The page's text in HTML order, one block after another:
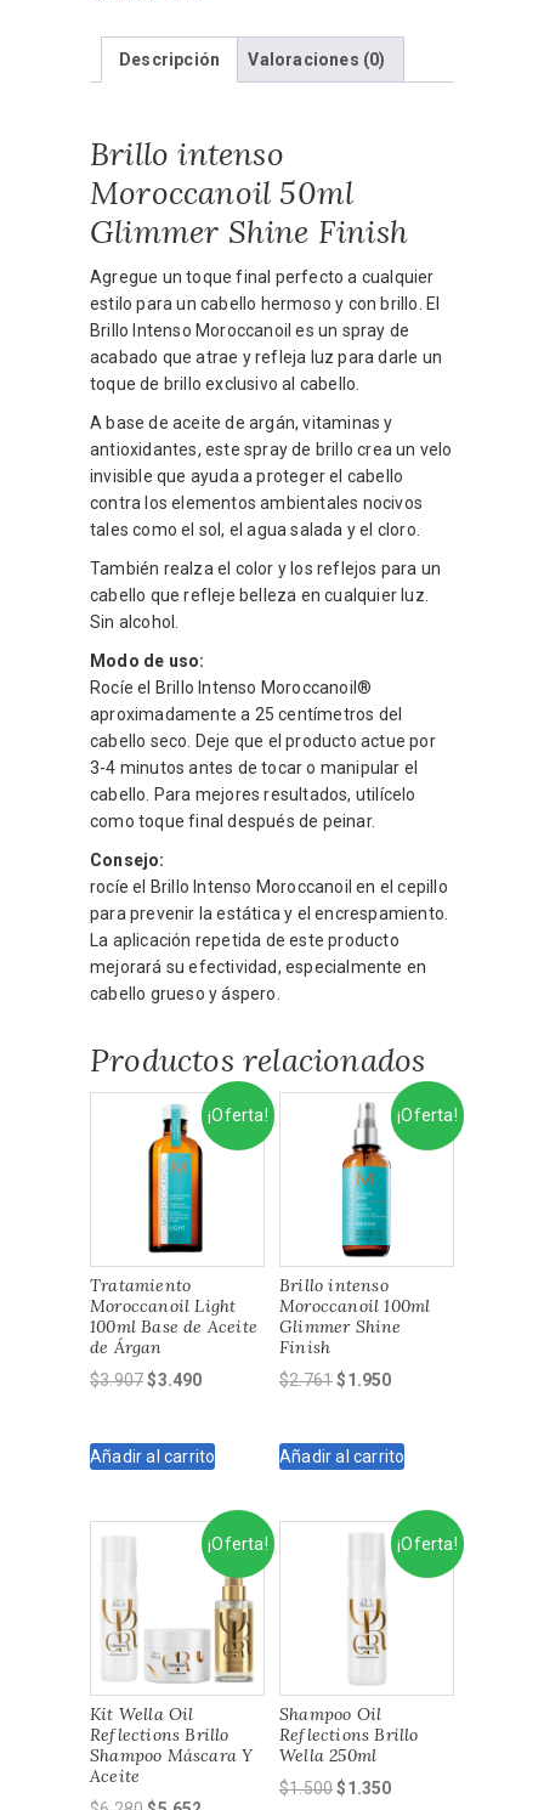
Descripción Valoraciones (0)
Brillo intenso
Moroccanoil 50ml
Glimmer Shine Finish
Agregue un toque final perfecto a cualquier
estilo para un cabello hermoso y con brillo. El
Brillo Intenso Moroccanoil es un spray de
acabado que atrae y refleja luz para darle un
toque de brillo exclusivo al cabello.
A base de aceite de argán, vitaminas y
antioxidantes, este spray de brillo crea un velo
invisible que ayuda a proteger el cabello
contra los elementos ambientales nocivos
tales como el sol, el agua salada y el cloro.
También realza el color y los reflejos para un
cabello que refleje belleza en cualquier luz.
Sin alcohol.
Modo de uso:
Rocíe el Brillo Intenso Moroccanoil®
aproximadamente a 25 centímetros del
cabello seco. Deje que el producto actue por
3-4 minutos antes de tocar o manipular el
cabello. Para mejores resultados, utilícelo
como toque final después de peinar.
Consejo:
rocíe el Brillo Intenso Moroccanoil en el cepillo
para prevenir la estática y el encrespamiento.
La aplicación repetida de este producto
mejorará su efectividad, especialmente en
cabello grueso y áspero.
Productos relacionados
¡Oferta!
Tratamiento
Moroccanoil Light
100ml Base de Aceite
de Árgan
$3.907El
era:
$3.490El
es:
Añadir al carrito
¡Oferta!
Brillo intenso
Moroccanoil 100ml
Glimmer Shine
Finish
$2.761El
era:
$1.950El
es:
Añadir al carrito
¡Oferta!
Kit Wella Oil
Reflections Brillo
Shampoo Máscara Y
Aceite
¡Oferta!
Shampoo Oil
Reflections Brillo
Wella 250ml
$1.500El
$1.350El